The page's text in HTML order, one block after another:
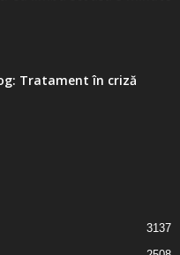
Tratament în criză
3137